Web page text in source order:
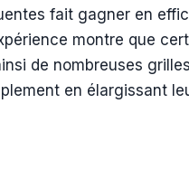
fait gagner en
montre que
de nombreuses
en élargissant